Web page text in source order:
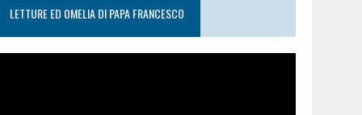
LETTURE ED OMELIA DI PAPA FRANCESCO